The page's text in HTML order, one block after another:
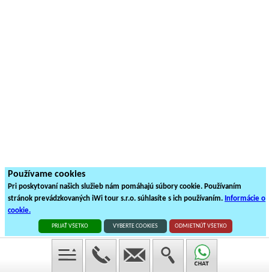
Používame cookies
Pri poskytovaní našich služieb nám pomáhajú súbory cookie. Používaním
stránok prevádzkovaných iWi tour s.r.o. súhlasíte s ich používaním. Informácie o
cookie.
PRIJAŤ VŠETKO VYBERTE COOKIES ODMIETNÚŤ VŠETKO